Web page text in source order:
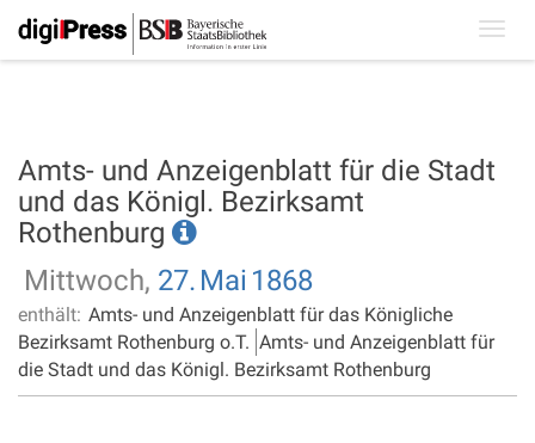
Amts- und Anzeigenblatt für die Stadt
und das Königl. Bezirksamt
Rothenburg
Mittwoch, 27. Mai 1868
enthält: Amts- und Anzeigenblatt für das Königliche
Bezirksamt Rothenburg o.T. Amts- und Anzeigenblatt für
die Stadt und das Königl. Bezirksamt Rothenburg